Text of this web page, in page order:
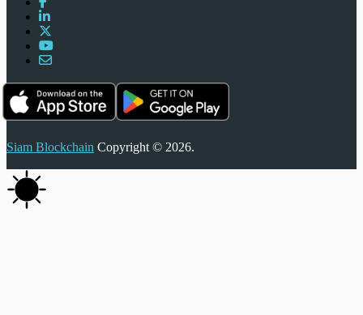
Siam Blockchain Copyright © 2026.